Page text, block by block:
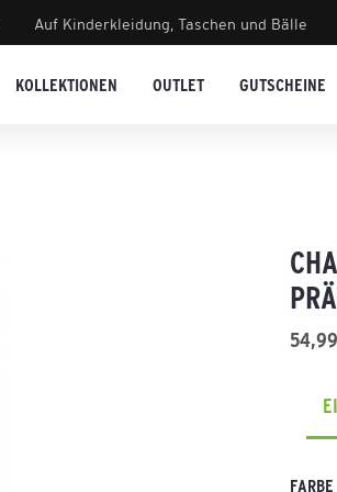
Auf Kinderkleidung, Taschen und Bälle
KOLLEKTIONEN OUTLET GUTSCHEINE
FARBE